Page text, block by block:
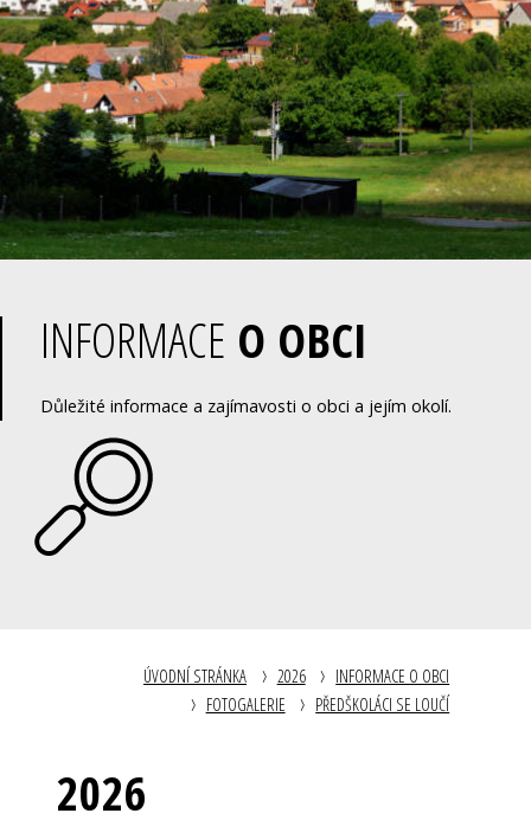
INFORMACE O OBCI
Důležité informace a zajímavosti o obci a jejím okolí.
ÚVODNÍ STRÁNKA 2026
INFORMACE O OBCI
FOTOGALERIE
PŘEDŠKOLÁCI SE LOUČÍ
2026